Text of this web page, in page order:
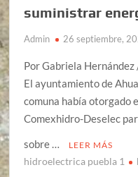
suministrar
Admin 26 septiembre,
Por Gabriela Hernández
El ayuntamiento de
comuna había otorgado
Comexhidro-Deselec
sobre …
LEER MÁS
hidroelectrica puebla 1